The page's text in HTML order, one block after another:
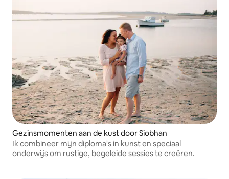
Gezinsmomenten aan de kust door Siobhan
Ik combineer mijn diploma's in kunst en speciaal
onderwijs om rustige, begeleide sessies te creëren.